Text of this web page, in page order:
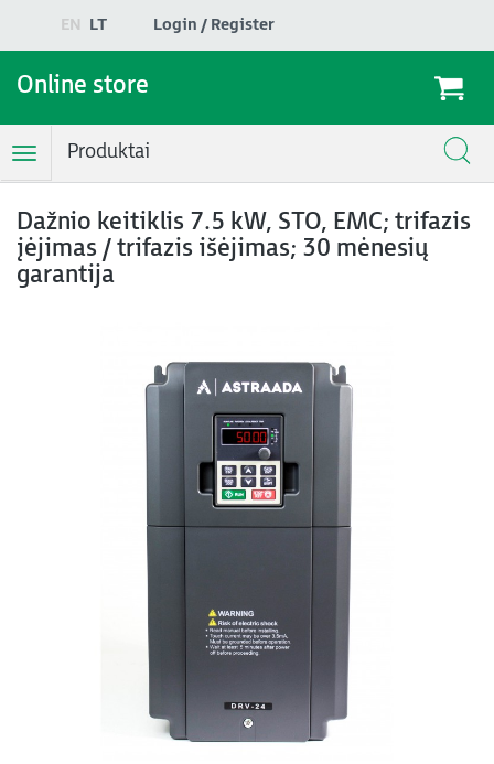
EN LT Login / Register
Online store
ToggleProduktai
Dažnio keitiklis 7.5 kW, STO, EMC; trifazis
įėjimas / trifazis išėjimas; 30 mėnesių
garantija